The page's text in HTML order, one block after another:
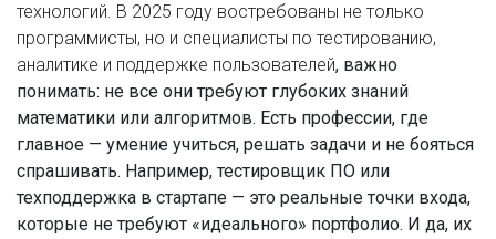
технологий. В 2025 году востребованы не только
программисты, но и специалисты по тестированию,
аналитике и поддержке пользователей, важно
понимать: не все они требуют глубоких знаний
математики или алгоритмов. Есть профессии, где
главное — умение учиться, решать задачи и не бояться
спрашивать. Например, тестировщик ПО или
техподдержка в стартапе — это реальные точки входа,
которые не требуют «идеального» портфолио. И да, их